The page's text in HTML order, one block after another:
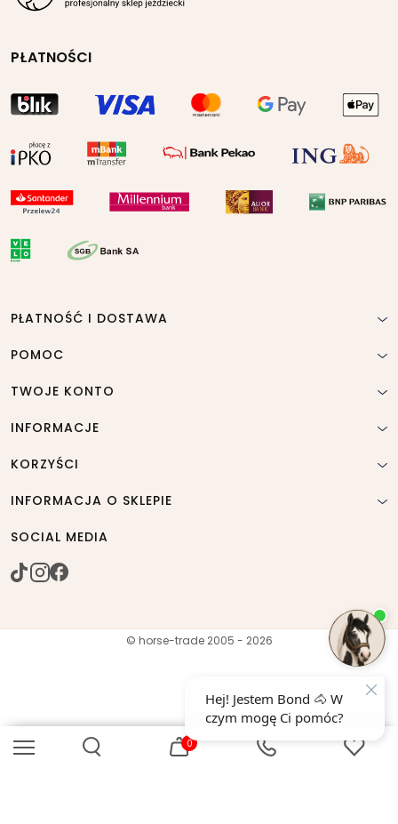
0
PŁATNOŚCI
PŁATNOŚĆ I DOSTAWA
POMOC
TWOJE KONTO
INFORMACJE
KORZYŚCI
INFORMACJA O SKLEPIE
SOCIAL MEDIA
© horse-trade 2005 - 2026